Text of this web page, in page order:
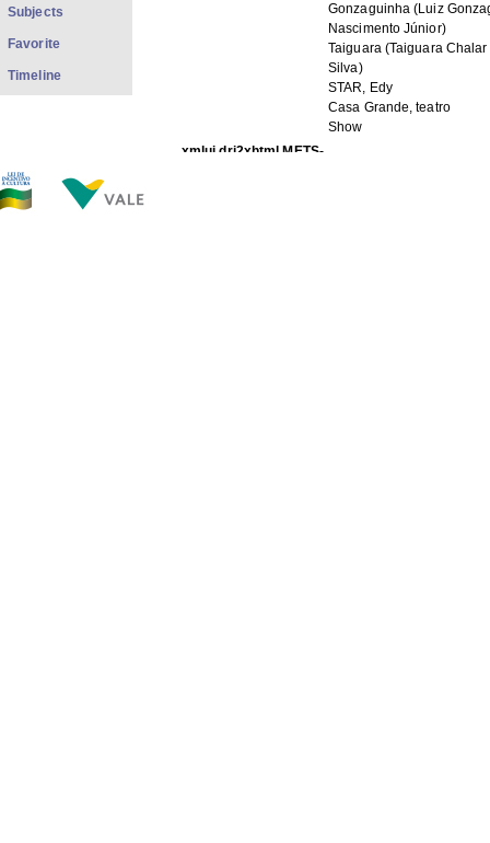
Gonzaguinha (Luiz
Nascimento Júnior)
Taiguara (Taiguara Chalar
Silva)
STAR, Edy
Casa Grande, teatro
Show
xmlui.dri2xhtml.METS-
Subjects
Favorite
Timeline